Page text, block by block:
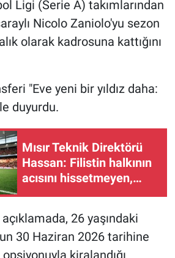
Ligi (Serie A) takımlarından
Nicolo Zaniolo'yu sezon
olarak kadrosuna kattığını
"Eve yeni bir yıldız daha:
duyurdu.
Mısır Teknik Direktörü
Hassan: Filistin halkının
acısını hissetmeyen,
26 yaşındaki
30 Haziran 2026 tarihine
kiralandığı